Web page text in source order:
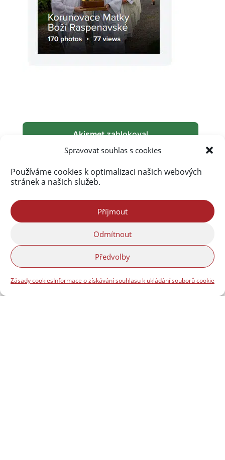
Spravovat souhlas s cookies
Používáme cookies k optimalizaci našich webových
stránek a našich služeb.
Příjmout
Odmítnout
Předvolby
Zásady cookiesInformace o získávání souhlasu k ukládání souborů cookie
Akismetzablokoval
289 857 spamů